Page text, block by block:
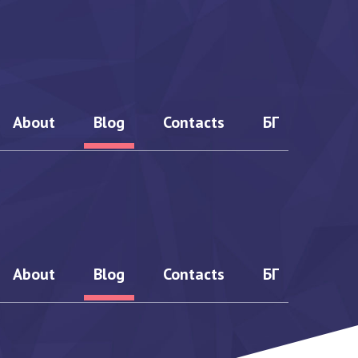
1:2018
About
History
Calendar
Blog Contacts БГ
About Blog Contacts БГ